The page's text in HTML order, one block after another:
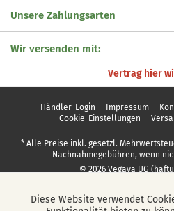
Unsere Zahlungsarten
Wir versenden mit:
Vertrag hier
Händler-Login Impressum
Cookie-Einstellungen
* Alle Preise inkl. gesetzl.
Nachnahmegebühren, wenn
© 2026 Vegaya UG
Funktionale
Diese Website verwendet